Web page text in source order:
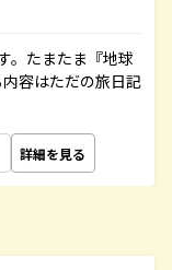
。たまたま『地球
容はただの旅日記
詳細を見る